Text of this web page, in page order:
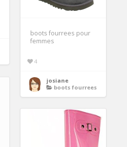
boots fourrees pour
femmes
4
josiane
boots fourrees